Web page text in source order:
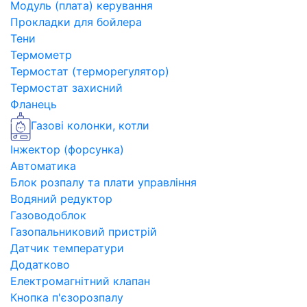
Модуль (плата) керування
Прокладки для бойлера
Тени
Термометр
Термостат (терморегулятор)
Термостат захисний
Фланець
Газові колонки, котли
Інжектор (форсунка)
Автоматика
Блок розпалу та плати управління
Водяний редуктор
Газоводоблок
Газопальниковий пристрій
Датчик температури
Додатково
Електромагнітний клапан
Кнопка п'єзорозпалу